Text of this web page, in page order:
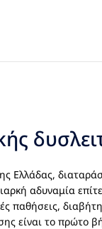
Ελλάδας,
αδυναμία
παθήσεις,
είναι το πρώτο